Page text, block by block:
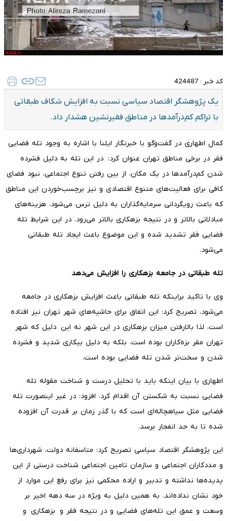
کد خبر : 424487
یک پژوهشگر اقتصاد سیاسی نسبت به افزایش شکاف طبقاتی
با تراکم کم‌درآمدها در مناطق فقیرنشین هشدار داد.
کمال اطهاری در گفت‌وگو با خبرنگار ایلنا با اشاره به وجود تله فضایی
فقر در برخی مناطق تهران عنوان کرد: در این تله به دلیل فشرده
شدن کم‌درآمدها در یک مکان، از بین رفتن تنوع اجتماعی، نبود فضای
کافی برای فعالیت‌های متنوع اقتصادی و نیز برچسب‌خوردن این مناطق
که باعث رویگردانی سرمایه‌گذاران به دلیل ترس می‌شود، هزینه‌های
مبادلاتی بالاتر و در نتیجه بزهکاری بالاتر می‌رود. در این شرایط تله
فضایی فقر تشدید شده و این موضوع باعث ایجاد تله طبقاتی
می‌شود.
تله طبقاتی در جامعه بزهکاری را افزایش می‌دهد
وی با تاکید براینکه تله طبقاتی باعث افزایش بزهکاری در جامعه
می‌شود، تصریح کرد: این اتفاق برای حاشیه‌های شهر تهران نیز افتاده
است، لذا بالارفتن میزان بزهکاری در این شهر نه این دلیل که شهر
تهران مقر بزه‌کاران بوده است، بلکه به دلیل بیکاری شدید و فشرده
شدن و سخت‌تر شدن تله فضایی بوده است.
اطهاری با بیان اینکه باید با تحلیل درست و شناخت مقوله تله
فضایی نسبت به شکستن آن اقدام کرد، افزود: در غیر اینصورت تله
فضایی مثل سیاهچاله‌ای است که با گذر زمان بر قدرت آن افزوده
شده تا به حد انفجار برسد.
این پژوهشگر اقتصاد سیاسی تصریح کرد: متاسفانه دولت، شهرداری‌ها
و مددکاران اجتماعی و سازمان تامین اجتماعی شناخت درستی از این
پدیده‌ها نداشته و تدبیر و اراده محکمی نیز برای رفع این موارد از
خود نشان نداده‌اند. به همین دلیل به ویژه در سه دهه اخیر بر
وسعت و عمق این تله‌های فضایی و در نتیجه فقر و بزهکاری و